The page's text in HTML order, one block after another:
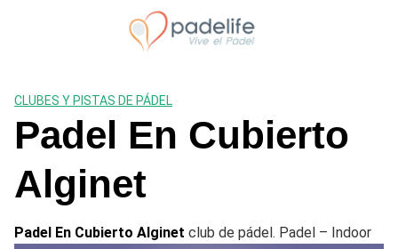
CLUBES Y PISTAS DE PÁDEL
Padel En Cubierto
Alginet
Padel En Cubierto Alginet club de pádel. Padel – Indoor